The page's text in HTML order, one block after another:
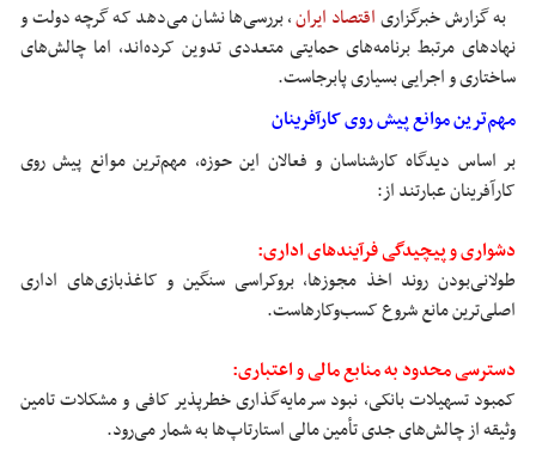
به گزارش خبرگزاریاقتصاد ایران،بررسی‌ها نشان می‌دهد که گرچه دولت و
نهادهای مرتبط برنامه‌های حمایتی متعددی تدوین کرده‌اند، اما چالش‌های
ساختاری و اجرایی بسیاری پابرجاست.
مهم‌ترین موانع پیش روی کارآفرینان
بر اساس دیدگاه کارشناسان و فعالان این حوزه، مهم‌ترین موانع پیش روی
کارآفرینان عبارتند از:
دشواری و پیچیدگی فرآیندهای اداری:
طولانی‌بودن روند اخذ مجوزها، بروکراسی سنگین و کاغذبازی‌های اداری
اصلی‌ترین مانع شروع کسب‌وکارهاست.
دسترسی محدود به منابع مالی و اعتباری:
کمبود تسهیلات بانکی، نبود سرمایه‌گذاری خطرپذیر کافی و مشکلات تامین
وثیقه از چالش‌های جدی تأمین مالی استارتاپ‌ها به شمار می‌رود.